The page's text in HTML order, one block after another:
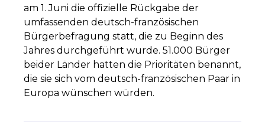
am 1. Juni die offizielle Rückgabe der
umfassenden deutsch-französischen
Bürgerbefragung statt, die zu Beginn des
Jahres durchgeführt wurde. 51.000 Bürger
beider Länder hatten die Prioritäten benannt,
die sie sich vom deutsch-französischen Paar in
Europa wünschen würden.